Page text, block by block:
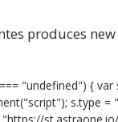
"undefined") { var
s.type =
"https://